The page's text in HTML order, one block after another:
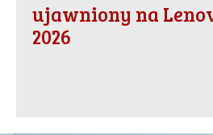
ujawniony na
2026